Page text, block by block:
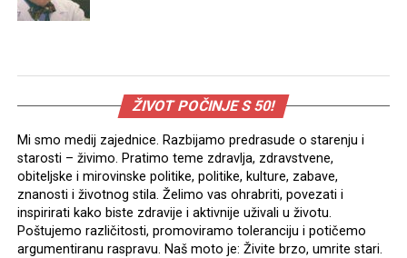
ŽIVOT POČINJE S 50!
Mi smo medij zajednice. Razbijamo predrasude o starenju i
starosti – živimo. Pratimo teme zdravlja, zdravstvene,
obiteljske i mirovinske politike, politike, kulture, zabave,
znanosti i životnog stila. Želimo vas ohrabriti, povezati i
inspirirati kako biste zdravije i aktivnije uživali u životu.
Poštujemo različitosti, promoviramo toleranciju i potičemo
argumentiranu raspravu. Naš moto je: Živite brzo, umrite stari.